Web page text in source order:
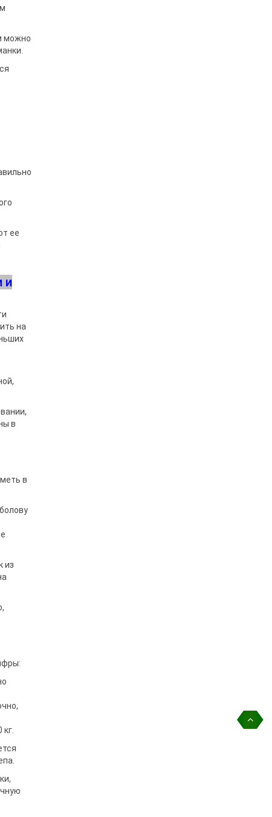
можно
ее
и
на
в
в
из